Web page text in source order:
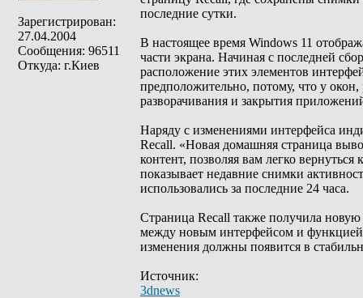
Зарегистрирован:
27.04.2004
Сообщения: 96511
Откуда: г.Киев
последние сутки.
В настоящее время Windows 11
части экрана. Начиная с последней
расположение этих элементов
предположительно, потому, что у окон,
разворачивания и закрытия
Наряду с изменениями интерфейса
Recall. «Новая домашняя страница
контент, позволяя вам легко
показывает недавние снимки
использовались за последние 24 часа.
Страница Recall также получила новую
между новым интерфейсом и функцией
изменения должны появится в
Источник:
3dnews